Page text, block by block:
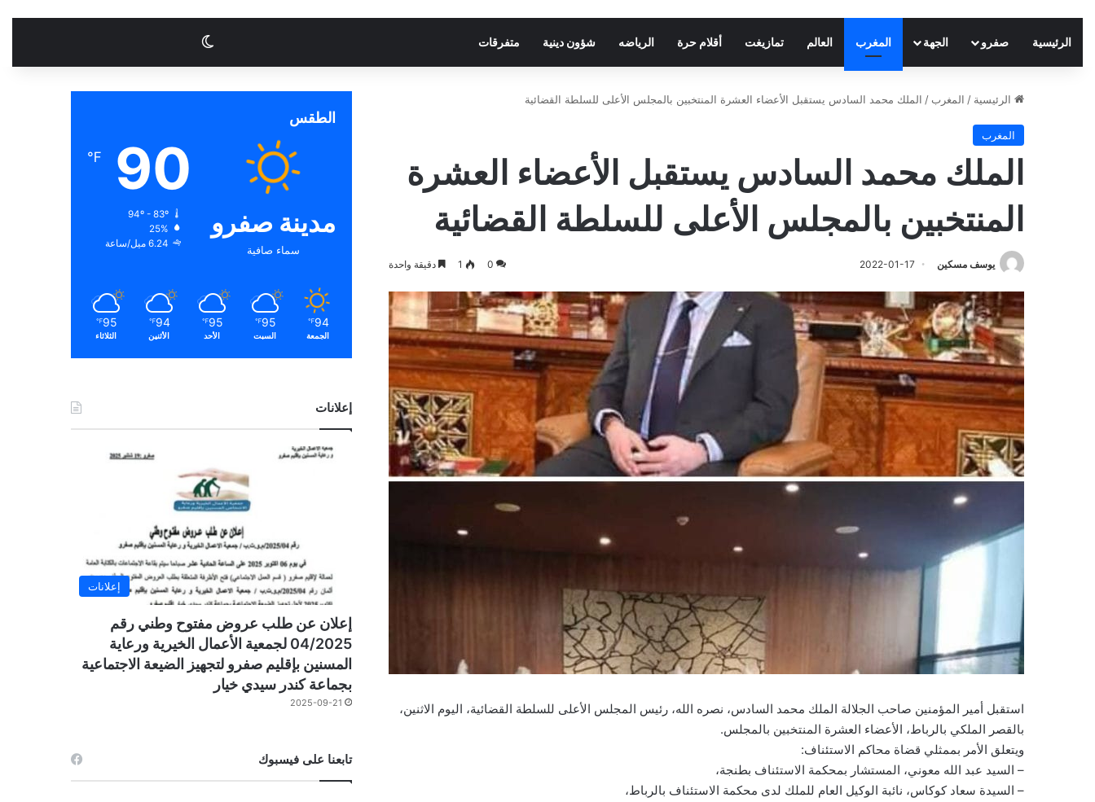
الرئيسية صفرو الجهة المغرب العالم تمازيغت أقلام حرة الرياضه شؤون دينية متفرقات الوضع المظلم
الرئيسية / المغرب / الملك محمد السادس يستقبل الأعضاء العشرة المنتخبين بالمجلس الأعلى للسلطة القضائية
المغرب
الملك محمد السادس يستقبل الأعضاء العشرة
المنتخبين بالمجلس الأعلى للسلطة القضائية
يوسف مسكين 2022-01-17
0
1 دقيقة واحدة
استقبل أمير المؤمنين صاحب الجلالة الملك محمد السادس، نصره الله، رئيس المجلس الأعلى للسلطة القضائية، اليوم الاثنين،
بالقصر الملكي بالرباط، الأعضاء العشرة المنتخبين بالمجلس.
ويتعلق الأمر بممثلي قضاة محاكم الاستئناف:
– السيد عبد الله معوني، المستشار بمحكمة الاستئناف بطنجة،
– السيدة سعاد كوكاس، نائبة الوكيل العام للملك لدى محكمة الاستئناف بالرباط،
الطقس
مدينة صفرو
سماء صافية
90
℉
94º - 83º
25%
6.24 ميل/ساعة
94
℉
الجمعة
95
℉
السبت
95
℉
الأحد
94
℉
الأثنين
95
℉
الثلاثاء
إعلانات
إعلانات
إعلان عن طلب عروض مفتوح وطني رقم
04/2025 لجمعية الأعمال الخيرية ورعاية
المسنين بإقليم صفرو لتجهيز الضيعة الاجتماعية
بجماعة كندر سيدي خيار
2025-09-21
تابعنا على فيسبوك